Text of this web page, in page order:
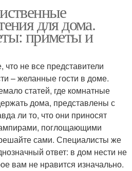
для дома.
приметы и
не все представители
– желанные гости в доме.
статей, где комнатные
дома, представлены с
ли то, что они приносят
поглощающими
сами. Специалисты же
ответ: в дом нести не
вам не нравится изначально.